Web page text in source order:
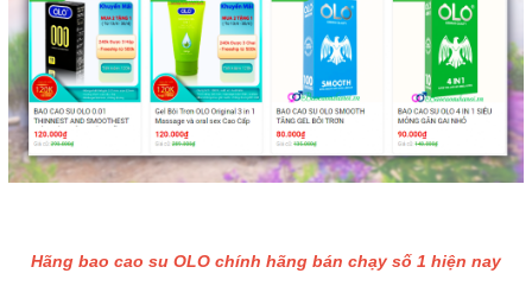
Hãng bao cao su OLO chính hãng bán chạy số 1 hiện nay